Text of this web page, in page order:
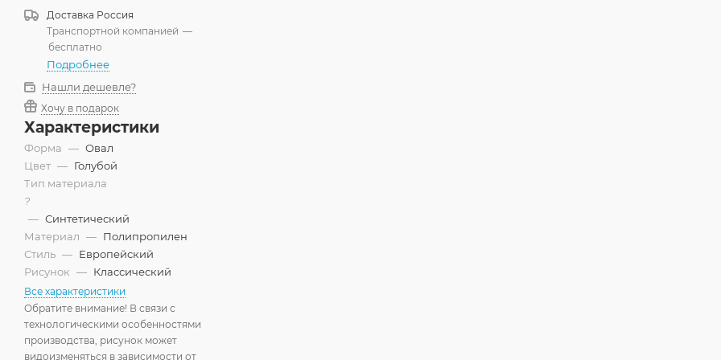
250x400 см
250x500 см
300x400 см
300x500 см
Доставка Россия
Транспортной компанией —
бесплатно
Подробнее
Нашли дешевле?
Хочу в подарок
Характеристики
Форма — Овал
Цвет — Голубой
Тип материала
?
— Синтетический
Материал — Полипропилен
Стиль — Европейский
Рисунок — Классический
Все характеристики
Обратите внимание! В связи с
технологическими особенностями
производства, рисунок может
видоизменяться в зависимости от